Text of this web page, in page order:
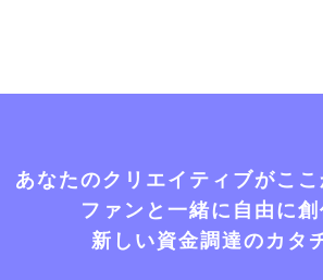
あなたのクリエイティブがこ
ファンと一緒に自由に
新しい資金調達のカタ